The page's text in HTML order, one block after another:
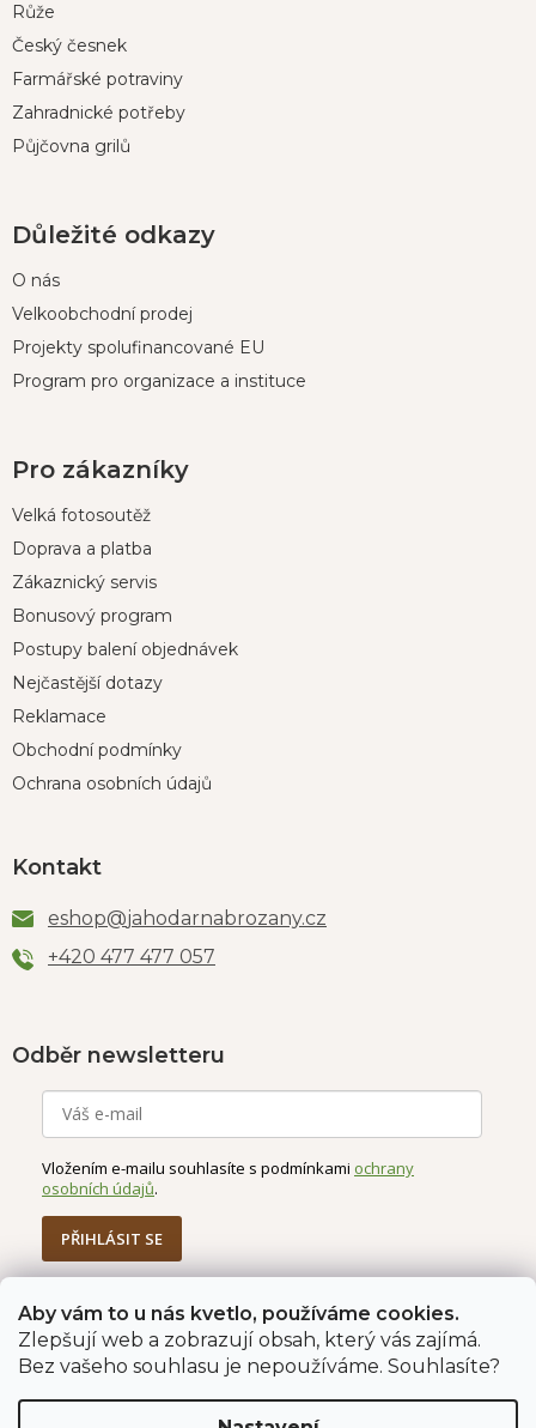
Aby vám to u nás kvetlo, používáme cookies.
Zlepšují web a zobrazují obsah, který vás zajímá.
Bez vašeho souhlasu je nepoužíváme. Souhlasíte?
Růže
Český česnek
Farmářské potraviny
Zahradnické potřeby
Půjčovna grilů
Důležité odkazy
O nás
Velkoobchodní prodej
Projekty spolufinancované EU
Program pro organizace a instituce
Pro zákazníky
Velká fotosoutěž
Doprava a platba
Zákaznický servis
Bonusový program
Postupy balení objednávek
Nejčastější dotazy
Reklamace
Obchodní podmínky
Ochrana osobních údajů
Kontakt
eshop@jahodarnabrozany.cz
+420 477 477 057
Odběr newsletteru
Vložením e-mailu souhlasíte s podmínkami ochrany
osobních údajů.
PŘIHLÁSIT SE
Jahodárna Brozany Obchodní podmínky
Podmínky ochrany údajů